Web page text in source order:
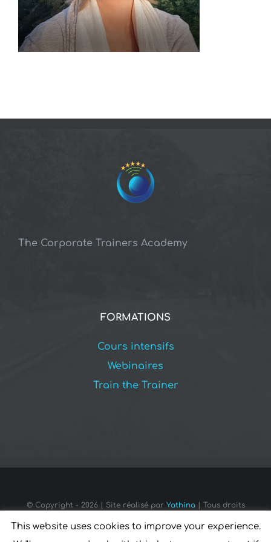
The Corporate Trainers Academy
FORMATIONS
Cours intensifs
Webinaires
Train the Trainer
© Copyright - 2026 | Site réalisé par Yathina| Tous droits
This website uses cookies to improve your experience.